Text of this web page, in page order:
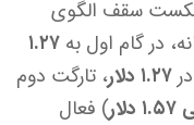
شکست سقف الگوی
در گام اول به ۱.۲۷
، تارگت دوم
) فعال